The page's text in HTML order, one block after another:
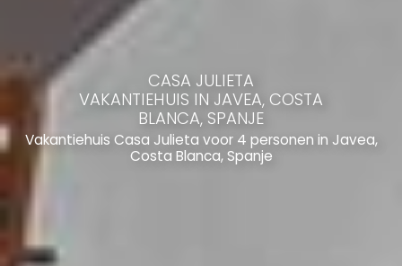
CASA JULIETA
VAKANTIEHUIS IN JAVEA, COSTA
BLANCA, SPANJE
Vakantiehuis Casa Julieta voor 4 personen in Javea,
Costa Blanca, Spanje